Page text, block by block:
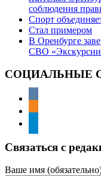
соблюдения
Спорт
Стал примером
В Оренбурге
СВО «Экскурсии
СОЦИАЛЬНЫЕ
Связаться с
Ваше имя